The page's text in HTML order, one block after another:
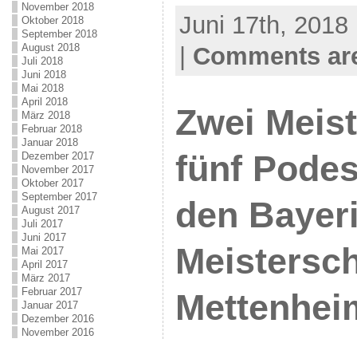
November 2018
Oktober 2018
September 2018
August 2018
Juli 2018
Juni 2018
Mai 2018
April 2018
März 2018
Februar 2018
Januar 2018
Dezember 2017
November 2017
Oktober 2017
September 2017
August 2017
Juli 2017
Juni 2017
Mai 2017
April 2017
März 2017
Februar 2017
Januar 2017
Dezember 2016
November 2016
Juni 17th,
Comments
Zwei
fünf
den